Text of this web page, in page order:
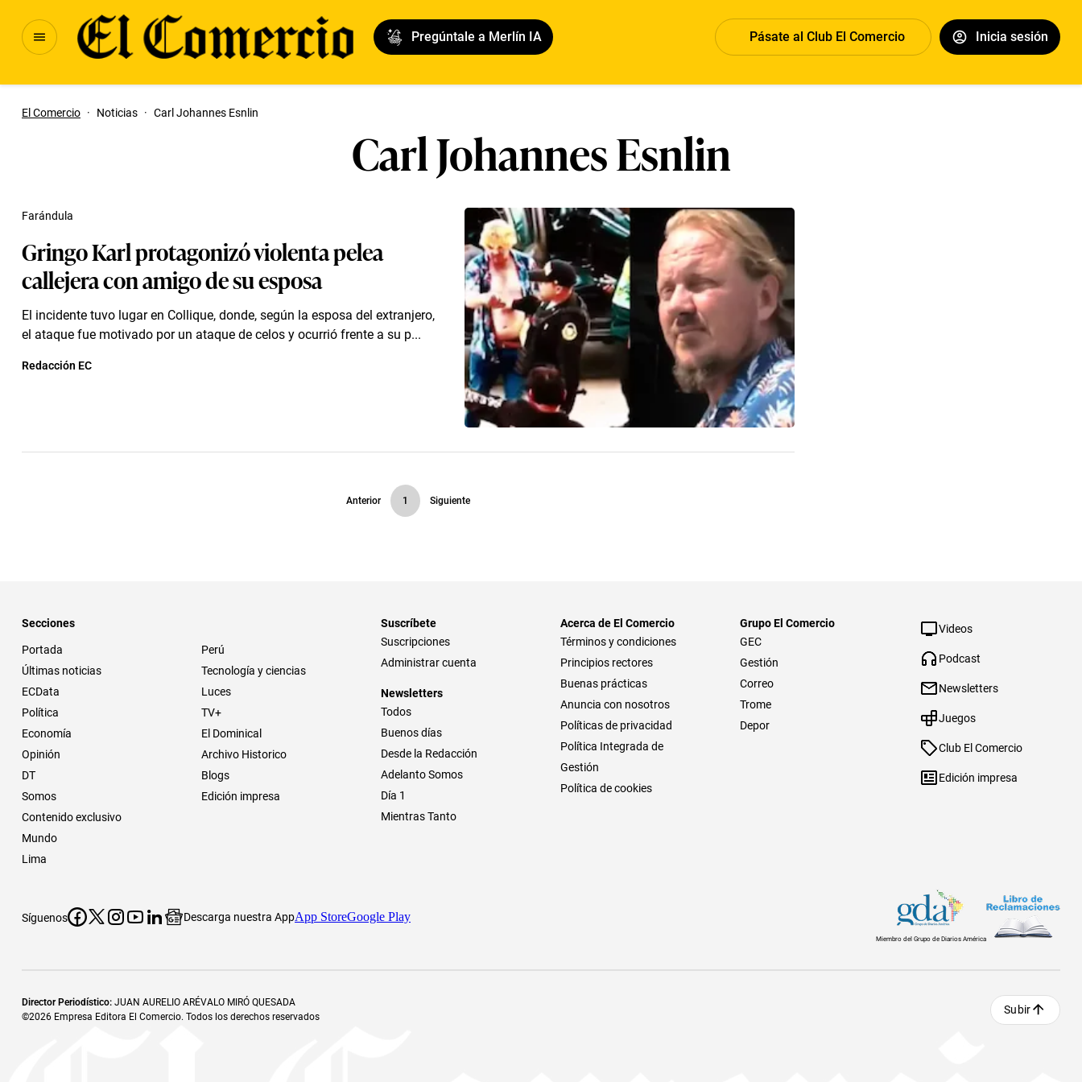
Pregúntale a Merlín IA Pásate al Club El Comercio Inicia sesión
El Comercio · Noticias · Carl Johannes Esnlin
Carl Johannes Esnlin
Gringo Karl protagonizó violenta pelea
callejera con amigo de su esposa
El incidente tuvo lugar en Collique, donde, según la esposa del extranjero,
el ataque fue motivado por un ataque de celos y ocurrió frente a su p...
Farándula
Redacción EC
Anterior 1 Siguiente
Secciones
Portada
Últimas noticias
ECData
Política
Economía
Opinión
DT
Somos
Contenido exclusivo
Mundo
Lima
Perú
Tecnología y ciencias
Luces
TV+
El Dominical
Archivo Historico
Blogs
Edición impresa
Suscríbete
Suscripciones
Administrar cuenta
Newsletters
Todos
Buenos días
Desde la Redacción
Adelanto Somos
Día 1
Mientras Tanto
Acerca de El Comercio
Términos y condiciones
Principios rectores
Buenas prácticas
Anuncia con nosotros
Políticas de privacidad
Política Integrada de
Gestión
Política de cookies
Grupo El Comercio
GEC
Gestión
Correo
Trome
Depor
Videos
Podcast
Newsletters
Juegos
Club El Comercio
Edición impresa
Síguenos Descarga nuestra AppApp StoreGoogle Play
Miembro del Grupo de Diarios América
Director Periodístico: JUAN AURELIO ARÉVALO MIRÓ QUESADA
©2026 Empresa Editora El Comercio. Todos los derechos reservados
Subir